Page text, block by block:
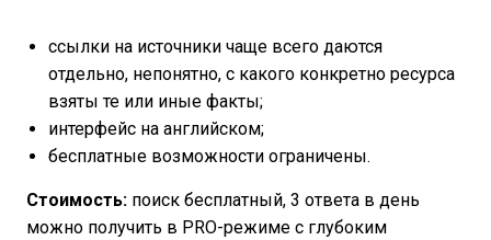
ссылки на источники чаще всего даются
отдельно, непонятно, с какого конкретно ресурса
взяты те или иные факты;
интерфейс на английском;
бесплатные возможности ограничены.
Стоимость: поиск бесплатный, 3 ответа в день
можно получить в PRO-режиме с глубоким